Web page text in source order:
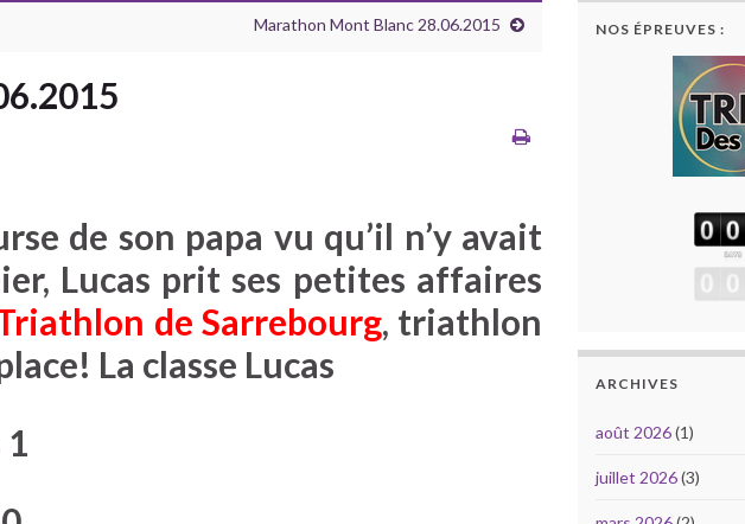
Marathon Mont Blanc 28.06.2015
de son papa vu qu’il n’y avait
Lucas prit ses petites affaires
de Sarrebourg, triathlon
La classe Lucas
NOS ÉPREUVES :
ARCHIVES
août 2026(1)
juillet 2026(3)